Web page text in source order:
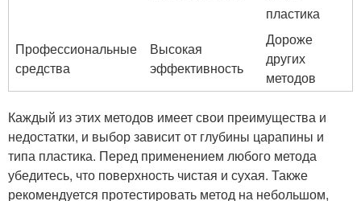
пластика
Профессиональные
средства
Высокая
эффективность
Дороже
других
методов
Каждый из этих методов имеет свои преимущества и
недостатки, и выбор зависит от глубины царапины и
типа пластика. Перед применением любого метода
убедитесь, что поверхность чистая и сухая. Также
рекомендуется протестировать метод на небольшом,